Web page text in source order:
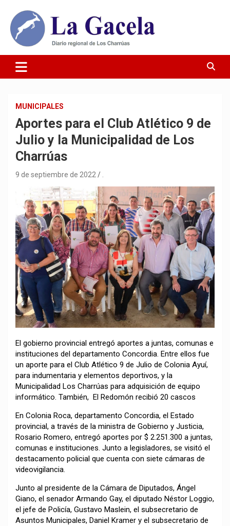
contenido
Diario La Gacela
MUNICIPALES
Aportes para el Club Atlético 9 de
Julio y la Municipalidad de Los
Charrúas
9 de septiembre de 2022
El gobierno provincial entregó aportes a juntas, comunas e
instituciones del departamento Concordia. Entre ellos fue
un aporte para el Club Atlético 9 de Julio de Colonia Ayuí,
para indumentaria y elementos deportivos, y la
Municipalidad Los Charrúas para adquisición de equipo
informático. También, El Redomón recibió 20 cascos
En Colonia Roca, departamento Concordia, el Estado
provincial, a través de la ministra de Gobierno y Justicia,
Rosario Romero, entregó aportes por $ 2.251.300 a juntas,
comunas e instituciones. Junto a legisladores, se visitó el
destacamento policial que cuenta con siete cámaras de
videovigilancia.
Junto al presidente de la Cámara de Diputados, Ángel
Giano, el senador Armando Gay, el diputado Néstor Loggio,
el jefe de Policía, Gustavo Maslein, el subsecretario de
Asuntos Municipales, Daniel Kramer y el subsecretario de